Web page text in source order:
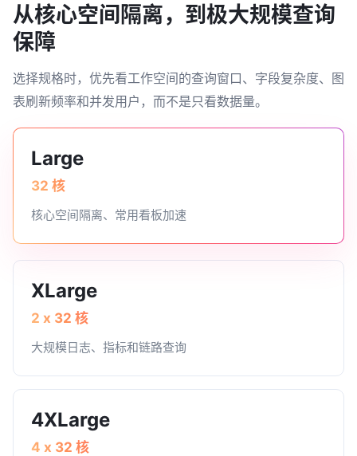
从核心空间隔离，到极大规模查询
保障
选择规格时，优先看工作空间的查询窗口、字段复杂度、图
表刷新频率和并发用户，而不是只看数据量。
Large
32 核
核心空间隔离、常用看板加速
XLarge
2 x 32 核
大规模日志、指标和链路查询
4XLarge
4 x 32 核